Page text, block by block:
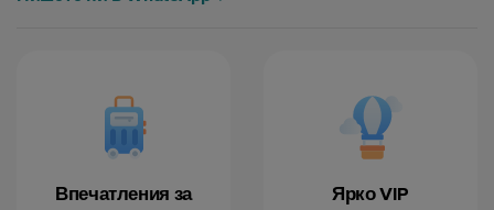
Впечатления за
Ярко VIP